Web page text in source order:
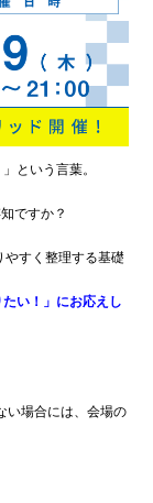
という言葉。
ですか？
やすく整理する基礎
い！」にお応えし
い場合には、会場の